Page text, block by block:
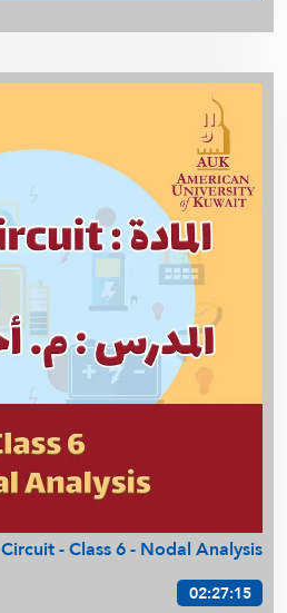
Circuit - Class 6 - Nodal Analysis
02:27:15